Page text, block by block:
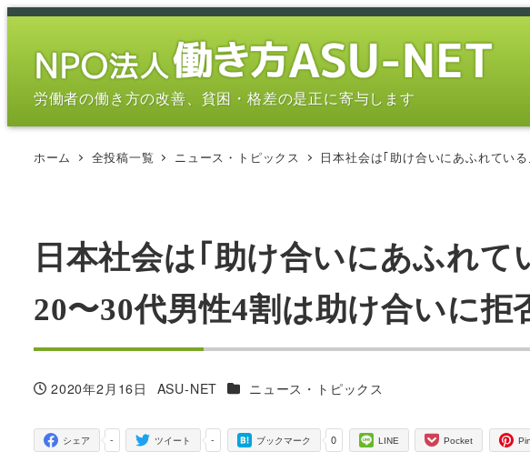
メ
労働者の働き方の改善、貧困・格差の是正に寄与します
ホーム 全投稿一覧 ニュース・トピックス 日本社会は｢助け合いにあふれてい
日本社会は｢助け合いにあふれて
20〜30代男性4割は助け合いに拒
投稿日
2020年2月16日
著
ASU-NET カテゴリー
ニュース・トピックス
-
シェア -
ツイート 0
ブックマーク LINE Pocket